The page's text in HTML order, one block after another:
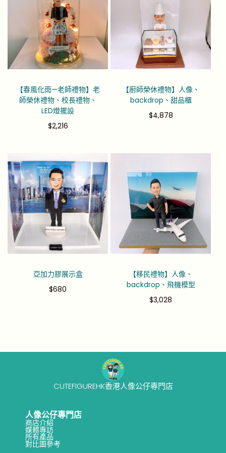
【春風化雨—老師禮物】老
師榮休禮物、校長禮物、
LED燈擺設
$2,216
【廚師榮休禮物】人像、
backdrop、甜品櫃
$4,878
亞加力膠展示盒
$680
【移民禮物】人像、
backdrop、飛機模型
$3,028
CUTEFIGUREHK香港人像公仔專門店
人像公仔專門店
商店介紹
媒體專訪
所有產品
對比圖參考